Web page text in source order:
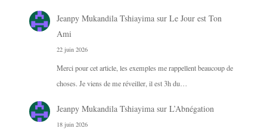
Jeanpy Mukandila Tshiayimasur Le Jour est Ton
Ami
22 juin 2026
Merci pour cet article, les exemples me rappellent beaucoup de
choses. Je viens de me réveiller, il est 3h du…
Jeanpy Mukandila Tshiayimasur L’Abnégation
18 juin 2026